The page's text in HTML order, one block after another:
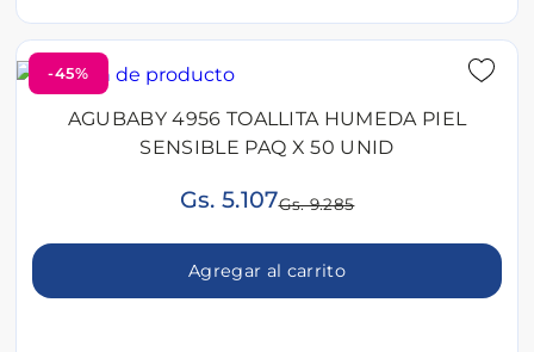
-45%
AGUBABY 4956 TOALLITA HUMEDA PIEL
SENSIBLE PAQ X 50 UNID
Gs. 5.107Gs. 9.285
Agregar al carrito